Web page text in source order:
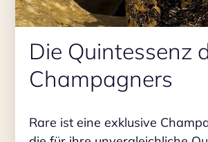
Die Quintessenz
Champagners
Rare ist eine exklusive